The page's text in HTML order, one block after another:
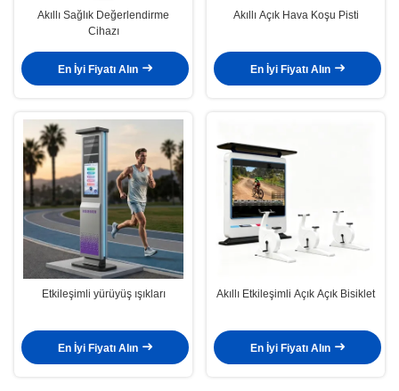
Akıllı Sağlık Değerlendirme
Cihazı
En İyi Fiyatı Alın
Akıllı Açık Hava Koşu Pisti
En İyi Fiyatı Alın
Etkileşimli yürüyüş ışıkları
En İyi Fiyatı Alın
Akıllı Etkileşimli Açık Açık Bisiklet
En İyi Fiyatı Alın